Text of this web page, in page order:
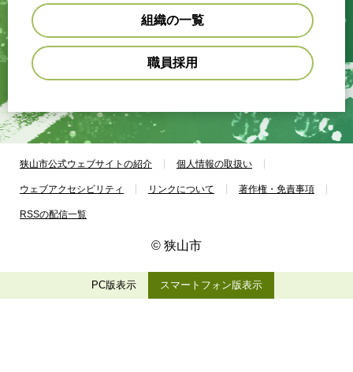
組織の一覧
職員採用
狭山市公式ウェブサイトの紹介 個人情報の取扱い
ウェブアクセシビリティ リンクについて 著作権・免責事項
RSSの配信一覧
© 狭山市
PC版表示 スマートフォン版表示